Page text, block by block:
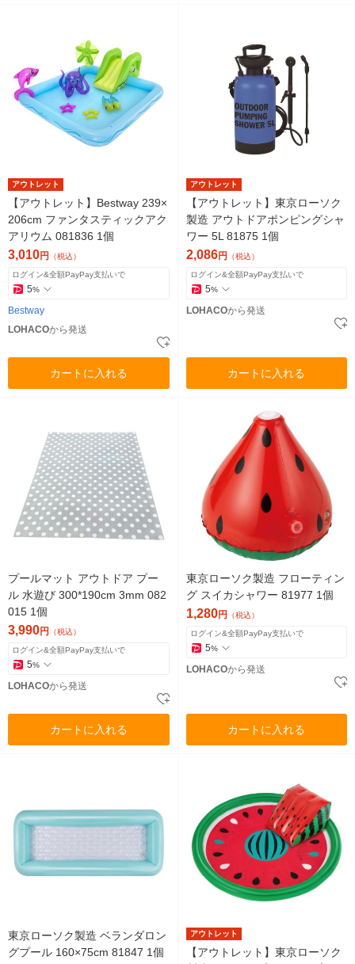
アウトレット
【アウトレット】Bestway 239×
206cm ファンタスティックアク
アリウム 081836 1個
3,010円 （税込）
ログイン&全額PayPay支払いで
5%
Bestway
LOHACOから発送
カートに入れる
アウトレット
【アウトレット】東京ローソク
製造 アウトドアポンピングシャ
ワー 5L 81875 1個
2,086円 （税込）
ログイン&全額PayPay支払いで
5%
LOHACOから発送
カートに入れる
プールマット アウトドア プー
ル 水遊び 300*190cm 3mm 082
015 1個
3,990円 （税込）
ログイン&全額PayPay支払いで
5%
LOHACOから発送
カートに入れる
東京ローソク製造 フローティン
グ スイカシャワー 81977 1個
1,280円 （税込）
ログイン&全額PayPay支払いで
5%
LOHACOから発送
カートに入れる
東京ローソク製造 ベランダロン
グプール 160×75cm 81847 1個
アウトレット
【アウトレット】東京ローソク